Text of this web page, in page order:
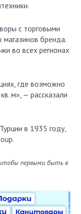
с торговыми
бренда.
во всех регионах
где возможно
м», — рассказали
в 1935 году,
первыми быть в